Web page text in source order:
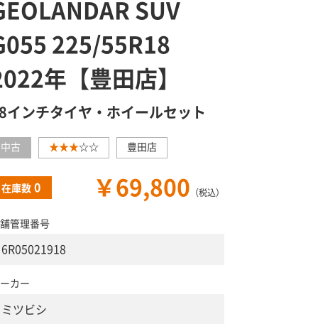
SUV
225/55R18
年【豊田店】
インチタイヤ・ホイールセット
中古 ★★★☆☆ 豊田店
在庫数 0 ￥69,800 （税込）
管理番号
6R05021918
カー
ミツビシ